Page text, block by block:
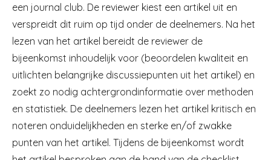
een journal club. De reviewer kiest een artikel uit en
verspreidt dit ruim op tijd onder de deelnemers. Na het
lezen van het artikel bereidt de reviewer de
bijeenkomst inhoudelijk voor (beoordelen kwaliteit en
uitlichten belangrijke discussiepunten uit het artikel) en
zoekt zo nodig achtergrondinformatie over methoden
en statistiek. De deelnemers lezen het artikel kritisch en
noteren onduidelijkheden en sterke en/of zwakke
punten van het artikel. Tijdens de bijeenkomst wordt